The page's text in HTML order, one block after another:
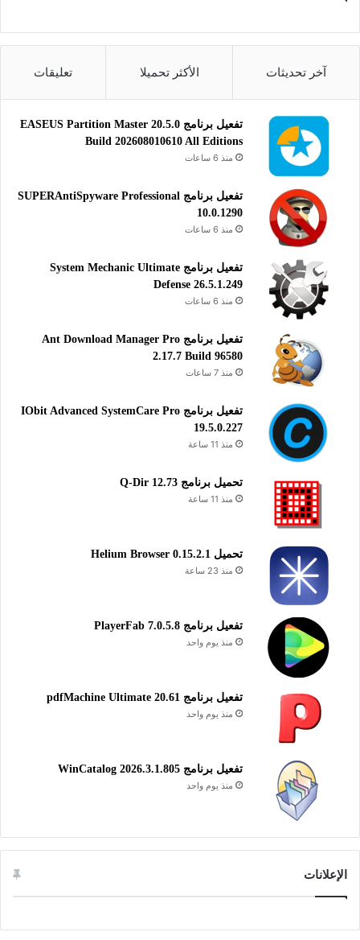
آخر تحديثات الأكثر تحميلا تعليقات
تفعيل برنامج EASEUS Partition Master 20.5.0
Build 202608010610 All Editions
منذ 6 ساعات
تفعيل برنامج SUPERAntiSpyware Professional
10.0.1290
منذ 6 ساعات
تفعيل برنامج System Mechanic Ultimate
Defense 26.5.1.249
منذ 6 ساعات
تفعيل برنامج Ant Download Manager Pro
2.17.7 Build 96580
منذ 7 ساعات
تفعيل برنامج IObit Advanced SystemCare Pro
19.5.0.227
منذ 11 ساعة
تحميل برنامج Q-Dir 12.73
منذ 11 ساعة
تحميل Helium Browser 0.15.2.1
منذ 23 ساعة
تفعيل برنامج PlayerFab 7.0.5.8
منذ يوم واحد
تفعيل برنامج pdfMachine Ultimate 20.61
منذ يوم واحد
تفعيل برنامج WinCatalog 2026.3.1.805
منذ يوم واحد
الإعلانات